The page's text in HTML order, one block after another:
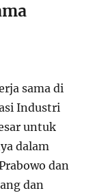
sama di
Industri
untuk
dalam
dan
dan